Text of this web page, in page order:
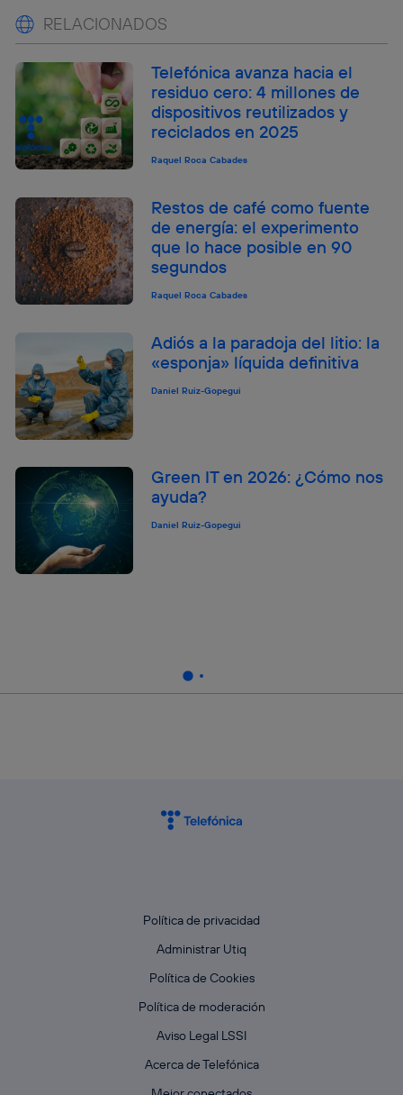
RELACIONADOS
Telefónica avanza hacia el
residuo cero: 4 millones de
dispositivos reutilizados y
reciclados en 2025
Raquel Roca Cabades
Restos de café como fuente
de energía: el experimento
que lo hace posible en 90
segundos
Raquel Roca Cabades
Adiós a la paradoja del litio: la
«esponja» líquida definitiva
Daniel Ruiz-Gopegui
Green IT en 2026: ¿Cómo nos
ayuda?
Daniel Ruiz-Gopegui
Política de privacidad
Administrar Utiq
Política de Cookies
Política de moderación
Aviso Legal LSSI
Acerca de Telefónica